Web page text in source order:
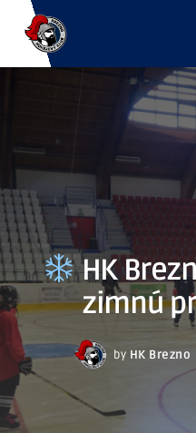
HK
zimnú
by HK Brezno